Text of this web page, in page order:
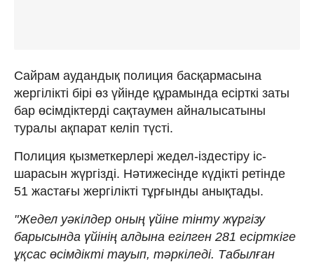
Сайрам аудандық полиция басқармасына
жергілікті бірі өз үйінде құрамында есірткі заты
бар өсімдіктерді сақтаумен айналысатыны
туралы ақпарат келіп түсті.
Полиция қызметкерлері жедел-іздестіру іс-
шарасын жүргізді. Нәтижесінде күдікті ретінде
51 жастағы жергілікті тұрғынды анықтады.
"Жедел уәкілдер оның үйіне тінту жүргізу
барысында үйінің алдына егілген 281 есірткіге
ұқсас өсімдікті тауып, тәркіледі. Табылған